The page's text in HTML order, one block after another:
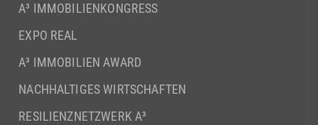
A³ IMMOBILIENKONGRESS
EXPO REAL
A³ IMMOBILIEN AWARD
NACHHALTIGES WIRTSCHAFTEN
RESILIENZNETZWERK A³